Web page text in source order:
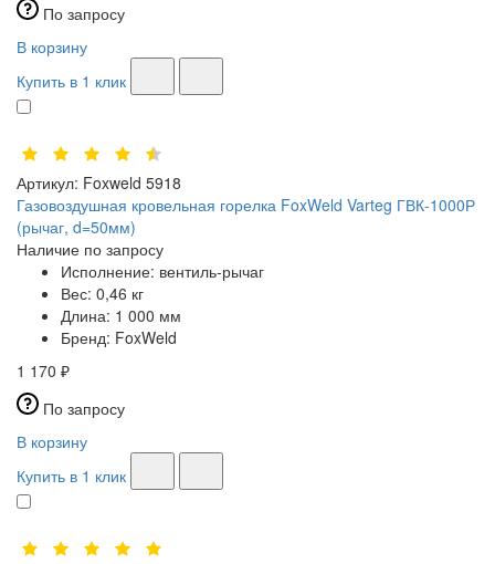
По запросу
В корзину
Купить в 1 клик
Артикул: Foxweld 5918
Газовоздушная кровельная горелка FoxWeld Varteg ГВК-1000Р
(рычаг, d=50мм)
Наличие по запросу
Исполнение: вентиль-рычаг
Вес: 0,46 кг
Длина: 1 000 мм
Бренд: FoxWeld
1 170 ₽
По запросу
В корзину
Купить в 1 клик